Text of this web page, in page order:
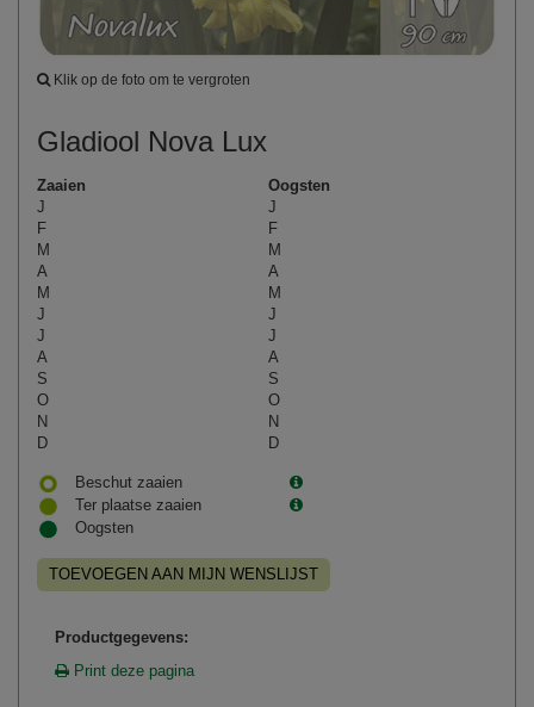
Klik op de foto om te vergroten
Gladiool Nova Lux
Zaaien
Oogsten
J
J
F
F
M
M
A
A
M
M
J
J
J
J
A
A
S
S
O
O
N
N
D
D
Beschut zaaien
Ter plaatse zaaien
Oogsten
TOEVOEGEN AAN MIJN WENSLIJST
Productgegevens:
Print deze pagina